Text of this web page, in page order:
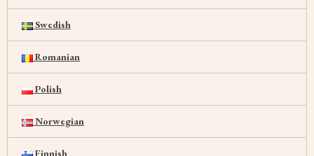
Swedish
Romanian
Polish
Norwegian
Finnish